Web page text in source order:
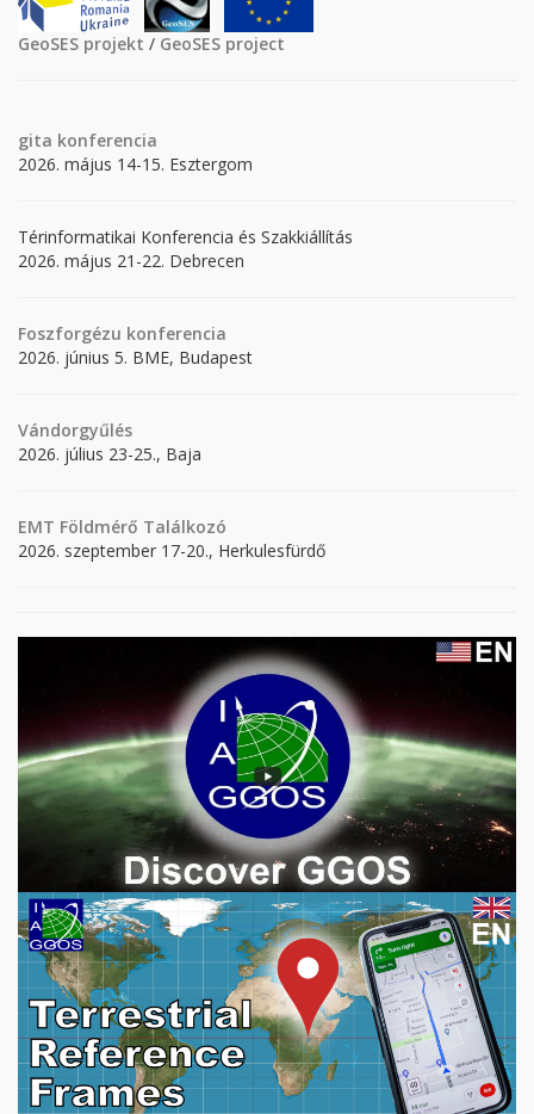
GeoSES projekt / GeoSES project
gita konferencia
2026. május 14-15. Esztergom
Térinformatikai Konferencia és Szakkiállítás
2026. május 21-22. Debrecen
Foszforgézu konferencia
2026. június 5. BME, Budapest
Vándorgyűlés
2026. július 23-25., Baja
EMT Földmérő Találkozó
2026. szeptember 17-20., Herkulesfürdő